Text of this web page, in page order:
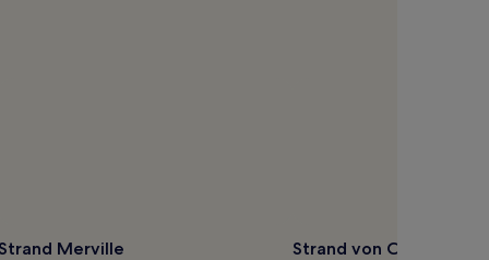
Merville Strand von Canonnier